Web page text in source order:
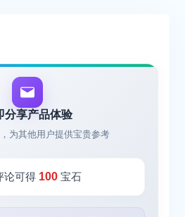
分享产品体验
为其他用户提供宝贵参考
论可得 100宝石